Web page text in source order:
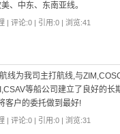
、中东、东南亚线。
| 评论:0 | 引用:0 | 浏览:41
线为我司主打航线,与
等船公司建立了良好的
客户的委托做到最好!
| 评论:0 | 引用:0 | 浏览:31